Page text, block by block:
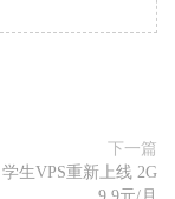
下一篇
生VPS重新上线 2G